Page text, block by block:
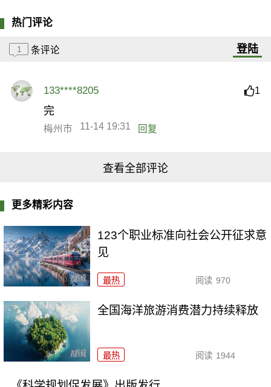
热门评论
1 条评论 登陆
133****8205 1
完
梅州市 11-14 19:31 回复
查看全部评论
更多精彩内容
123个职业标准向社会公开征求意
见
最热 阅读 970
全国海洋旅游消费潜力持续释放
最热 阅读 1944